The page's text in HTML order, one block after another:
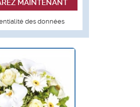
des données